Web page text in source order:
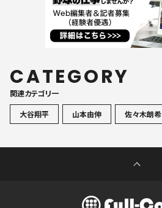
CATEGORY
関連カテゴリ一
大谷翔平
山本由伸 佐々木朗希